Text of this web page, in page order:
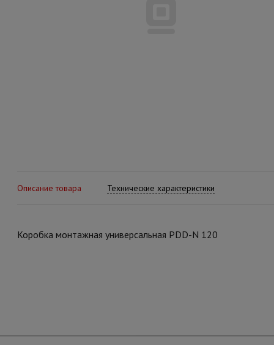
Описание товара Технические характеристики
Коробка монтажная универсальная PDD-N 120